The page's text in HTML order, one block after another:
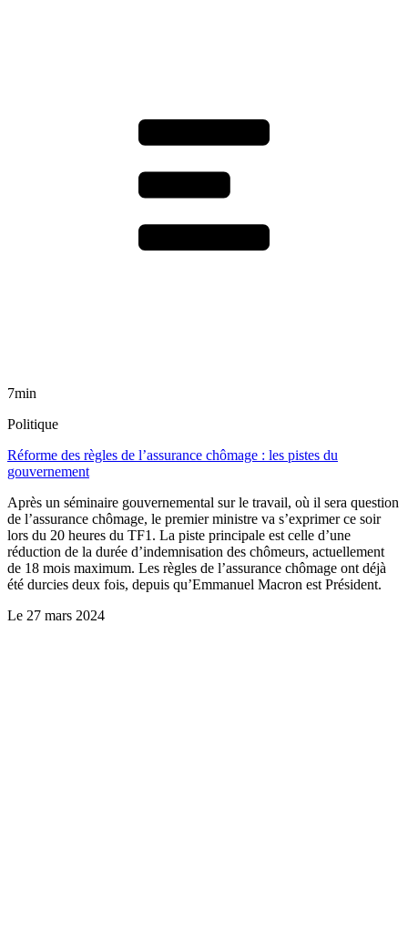
7min
Politique
Réforme des règles de l’assurance chômage : les pistes du
gouvernement
Après un séminaire gouvernemental sur le travail, où il sera question
de l’assurance chômage, le premier ministre va s’exprimer ce soir
lors du 20 heures du TF1. La piste principale est celle d’une
réduction de la durée d’indemnisation des chômeurs, actuellement
de 18 mois maximum. Les règles de l’assurance chômage ont déjà
été durcies deux fois, depuis qu’Emmanuel Macron est Président.
Le 27 mars 2024